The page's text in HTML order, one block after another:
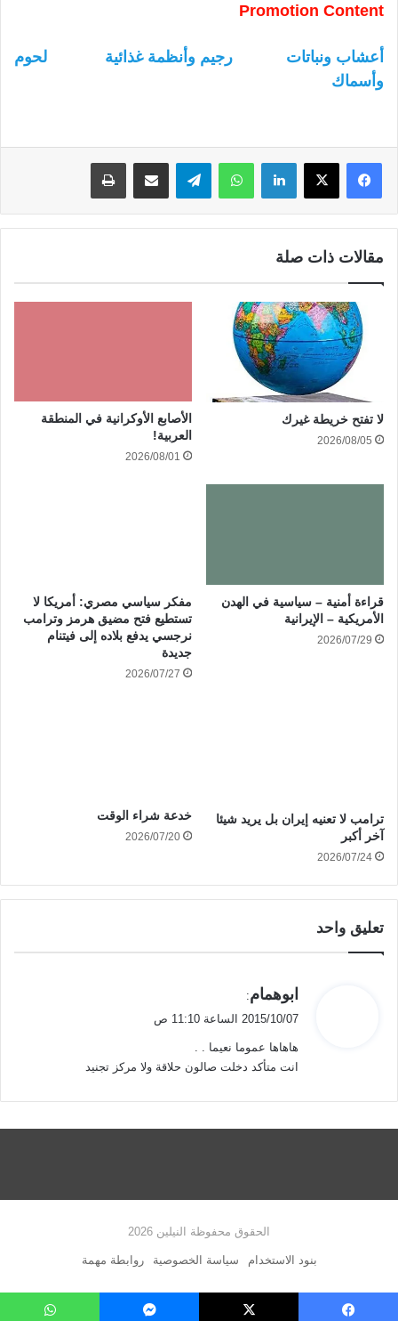
Promotion Content
أعشاب ونباتات رجيم وأنظمة غذائية
لحوم
وأسماك
لينكدإن واتساب
مقالات ذات صلة
لا تفتح خريطة غيرك
2026/08/05
الأصابع الأوكرانية في المنطقة
العربية!
2026/08/01
قراءة أمنية – سياسية في الهدن
الأمريكية – الإيرانية
2026/07/29
مفكر سياسي مصري: أمريكا لا
تستطيع فتح مضيق هرمز وترامب
نرجسي يدفع بلاده إلى فيتنام
جديدة
2026/07/27
ترامب لا تعنيه إيران بل يريد شيئا
آخر أكبر
2026/07/24
خدعة شراء الوقت
2026/07/20
تعليق واحد
ي
ل
ابوهمام:
2015/10/07 الساعة 11:10 ص
هاهاها عموما نعيما . .
انت متأكد دخلت صالون حلاقة ولا مركز تجنيد
الحقوق محفوظة النيلين 2026
بنود الاستخدام سياسة الخصوصية روابطة مهمة